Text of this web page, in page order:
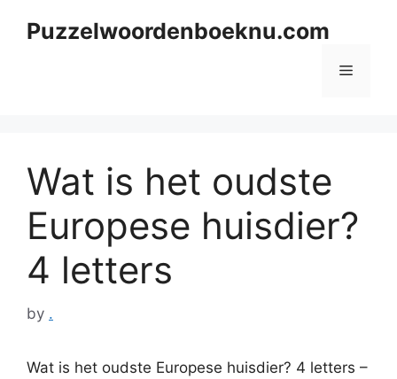
Puzzelwoordenboeknu.com
Menu
Wat is het oudste
Europese huisdier?
4 letters
by .
Wat is het oudste Europese huisdier? 4 letters –